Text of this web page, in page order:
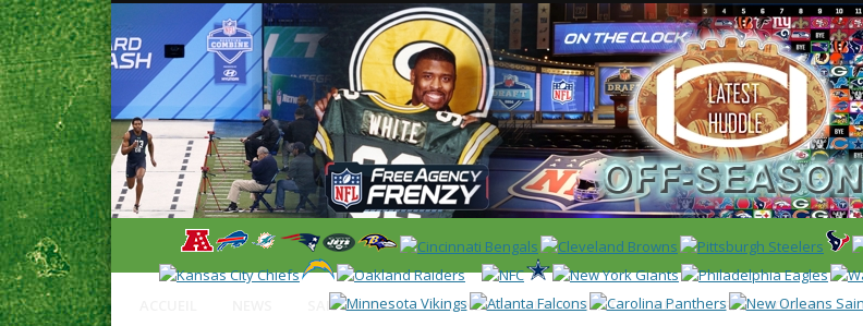
News en français sur la NFL et le Football Américain (Foot US)
SAISON 2025 CALENDRIER / CLASSEMENT NFL DRAFT/COMBINE